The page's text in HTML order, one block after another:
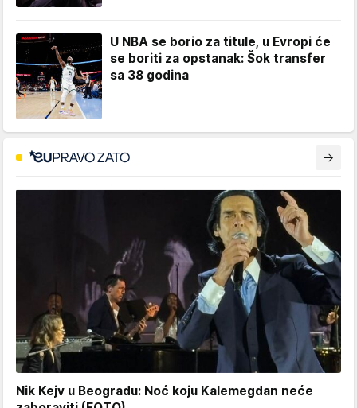
U NBA se borio za titule, u Evropi će
se boriti za opstanak: Šok transfer
sa 38 godina
Nik Kejv u Beogradu: Noć koju Kalemegdan neće